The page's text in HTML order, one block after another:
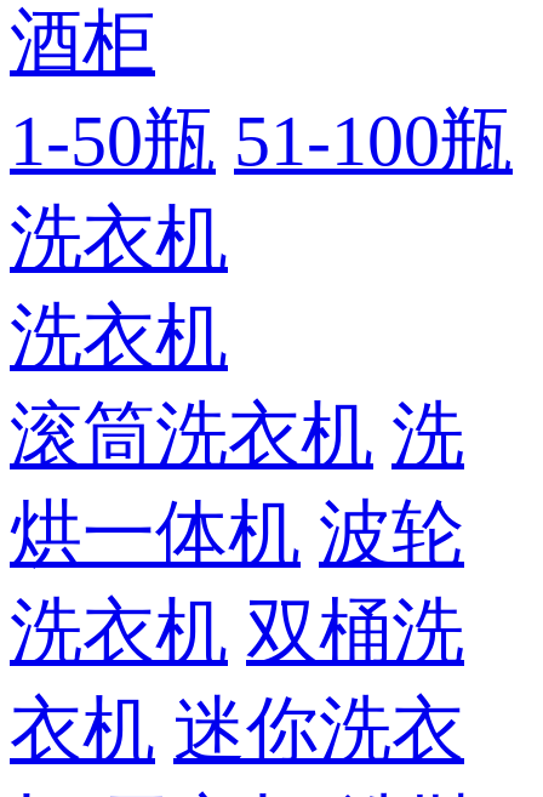
酒柜
1-50瓶 51-100瓶
洗衣机
洗衣机
滚筒洗衣机 洗
烘一体机 波轮
洗衣机 双桶洗
衣机 迷你洗衣